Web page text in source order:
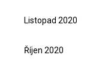
Listopad 2020
Říjen 2020